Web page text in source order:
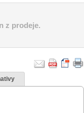
z prodeje.